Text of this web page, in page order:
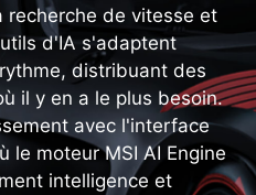
recherche de vitesse et
d'IA s'adaptent
distribuant des
il y en a le plus besoin.
avec l'interface
le moteur MSI AI Engine
intelligence et